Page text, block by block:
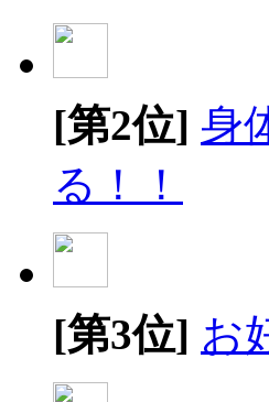
[第2位] 身
る！！
[第3位] お